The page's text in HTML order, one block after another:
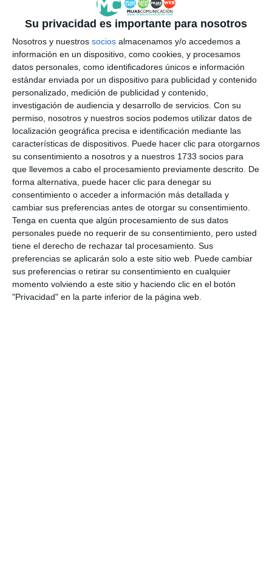
Su privacidad es importante para nosotros
Nosotros y nuestros socios almacenamos y/o accedemos a
información en un dispositivo, como cookies, y procesamos
datos personales, como identificadores únicos e información
estándar enviada por un dispositivo para publicidad y contenido
personalizado, medición de publicidad y contenido,
investigación de audiencia y desarrollo de servicios. Con su
permiso, nosotros y nuestros socios podemos utilizar datos de
localización geográfica precisa e identificación mediante las
características de dispositivos. Puede hacer clic para otorgarnos
su consentimiento a nosotros y a nuestros 1733 socios para
que llevemos a cabo el procesamiento previamente descrito. De
forma alternativa, puede hacer clic para denegar su
consentimiento o acceder a información más detallada y
cambiar sus preferencias antes de otorgar su consentimiento.
Tenga en cuenta que algún procesamiento de sus datos
personales puede no requerir de su consentimiento, pero usted
tiene el derecho de rechazar tal procesamiento. Sus
preferencias se aplicarán solo a este sitio web. Puede cambiar
sus preferencias o retirar su consentimiento en cualquier
momento volviendo a este sitio y haciendo clic en el botón
"Privacidad" en la parte inferior de la página web.